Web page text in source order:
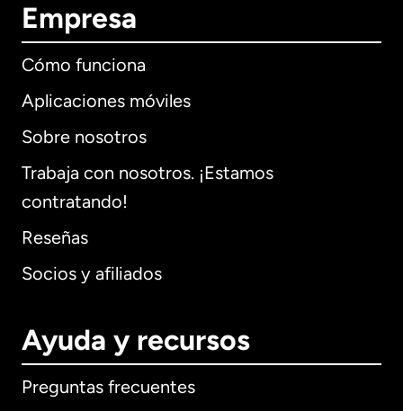
Empresa
Cómo funciona
Aplicaciones móviles
Sobre nosotros
Trabaja con nosotros. ¡Estamos
contratando!
Reseñas
Socios y afiliados
Ayuda y recursos
Preguntas frecuentes